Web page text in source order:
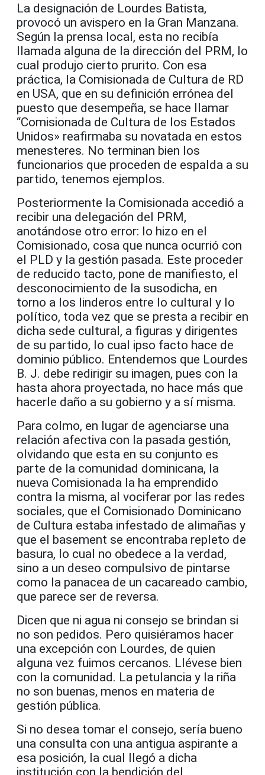
La designación de Lourdes Batista,
provocó un avispero en la Gran Manzana.
Según la prensa local, esta no recibía
llamada alguna de la dirección del PRM, lo
cual produjo cierto prurito. Con esa
práctica, la Comisionada de Cultura de RD
en USA, que en su definición errónea del
puesto que desempeña, se hace llamar
“Comisionada de Cultura de los Estados
Unidos» reafirmaba su novatada en estos
menesteres. No terminan bien los
funcionarios que proceden de espalda a su
partido, tenemos ejemplos.
Posteriormente la Comisionada accedió a
recibir una delegación del PRM,
anotándose otro error: lo hizo en el
Comisionado, cosa que nunca ocurrió con
el PLD y la gestión pasada. Este proceder
de reducido tacto, pone de manifiesto, el
desconocimiento de la susodicha, en
torno a los linderos entre lo cultural y lo
político, toda vez que se presta a recibir en
dicha sede cultural, a figuras y dirigentes
de su partido, lo cual ipso facto hace de
dominio público. Entendemos que Lourdes
B. J. debe redirigir su imagen, pues con la
hasta ahora proyectada, no hace más que
hacerle daño a su gobierno y a sí misma.
Para colmo, en lugar de agenciarse una
relación afectiva con la pasada gestión,
olvidando que esta en su conjunto es
parte de la comunidad dominicana, la
nueva Comisionada la ha emprendido
contra la misma, al vociferar por las redes
sociales, que el Comisionado Dominicano
de Cultura estaba infestado de alimañas y
que el basement se encontraba repleto de
basura, lo cual no obedece a la verdad,
sino a un deseo compulsivo de pintarse
como la panacea de un cacareado cambio,
que parece ser de reversa.
Dicen que ni agua ni consejo se brindan si
no son pedidos. Pero quisiéramos hacer
una excepción con Lourdes, de quien
alguna vez fuimos cercanos. Llévese bien
con la comunidad. La petulancia y la riña
no son buenas, menos en materia de
gestión pública.
Si no desea tomar el consejo, sería bueno
una consulta con una antigua aspirante a
esa posición, la cual llegó a dicha
institución con la bendición del